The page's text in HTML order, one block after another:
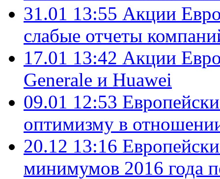
31.01 13:55 Акции
слабые отчеты
17.01 13:42 Акции
Generale и Huawei
09.01 12:53
оптимизму в
20.12 13:16
минимумов 2016 года